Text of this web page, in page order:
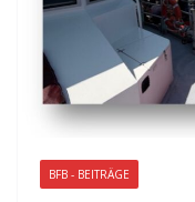
BFB - BEITRÄGE